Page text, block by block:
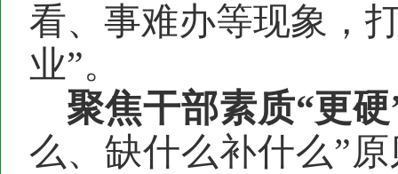
看、 事难办等现象，
业”。
聚焦干部素质“更硬
么、缺什么补什么”